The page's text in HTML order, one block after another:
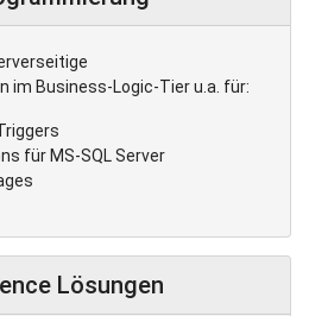
im Business-Logic-Tier u.a. für:
für MS-SQL Server
Lösungen